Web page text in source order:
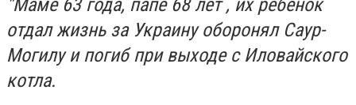
"Маме 63 года, папе 68 лет , их ребенок
отдал жизнь за Украину оборонял Саур-
Могилу и погиб при выходе с Иловайского
котла.